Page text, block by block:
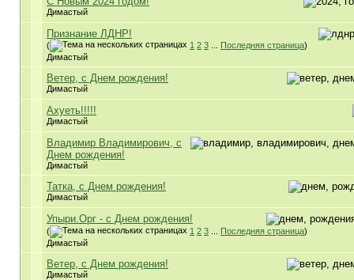
Димастый
Признание ЛДНР!
( 1 2 3 Последняя страница)
Димастый
Ветер, с Днем рождения!
Димастый
Ахуеть!!!!!
Димастый
Владимир Владимирович, с
Днем рождения!
Димастый
Татка, с Днем рождения!
Димастый
Упыри.Орг - с Днем рождения!
( 1 2 3 Последняя страница)
Димастый
Ветер, с Днем рождения!
Димастый